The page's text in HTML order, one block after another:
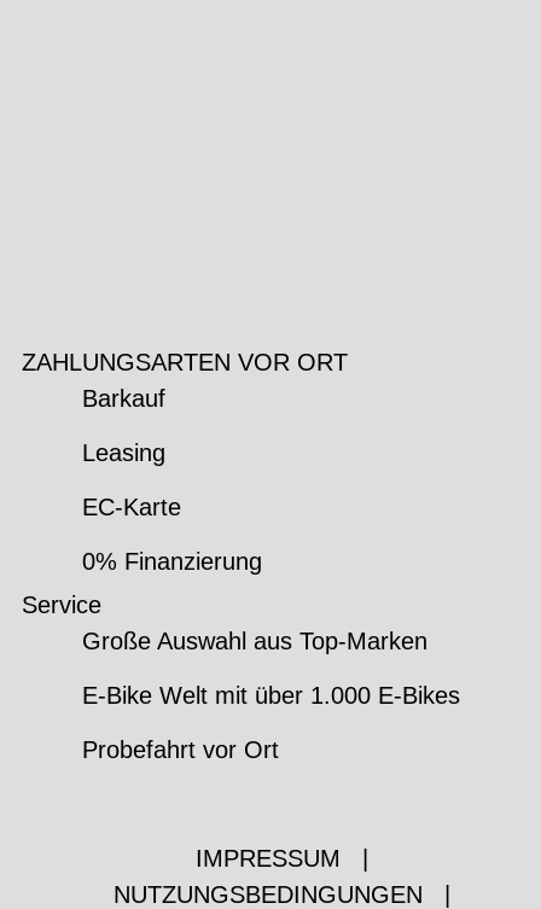
ZAHLUNGSARTEN VOR ORT
Barkauf
Leasing
EC-Karte
0% Finanzierung
Service
Große Auswahl aus Top-Marken
E-Bike Welt mit über 1.000 E-Bikes
Probefahrt vor Ort
IMPRESSUM
NUTZUNGSBEDINGUNGEN